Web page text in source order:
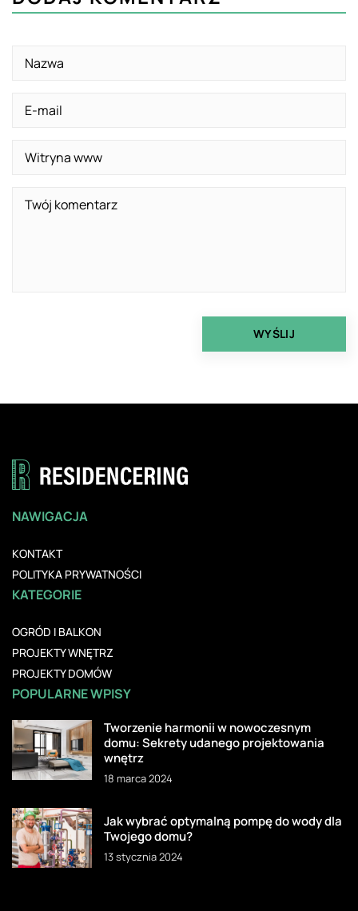
NAWIGACJA
KONTAKT
POLITYKA PRYWATNOŚCI
KATEGORIE
OGRÓD I BALKON
PROJEKTY WNĘTRZ
PROJEKTY DOMÓW
POPULARNE WPISY
Tworzenie harmonii w nowoczesnym
domu: Sekrety udanego projektowania
wnętrz
18 marca 2024
Jak wybrać optymalną pompę do wody dla
Twojego domu?
13 stycznia 2024